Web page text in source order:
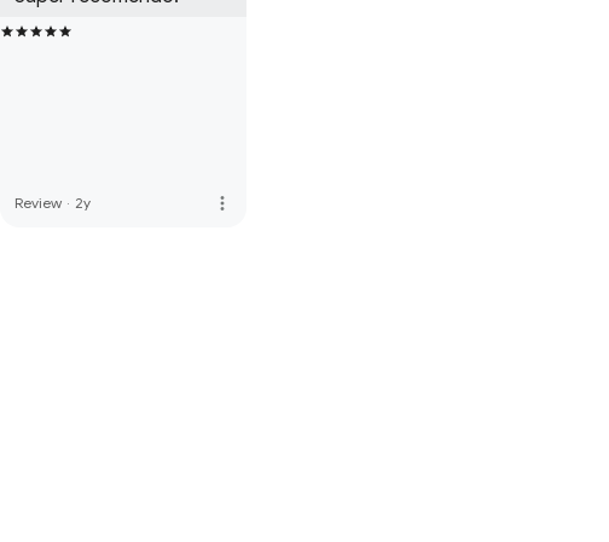
Review · 2y more_vert